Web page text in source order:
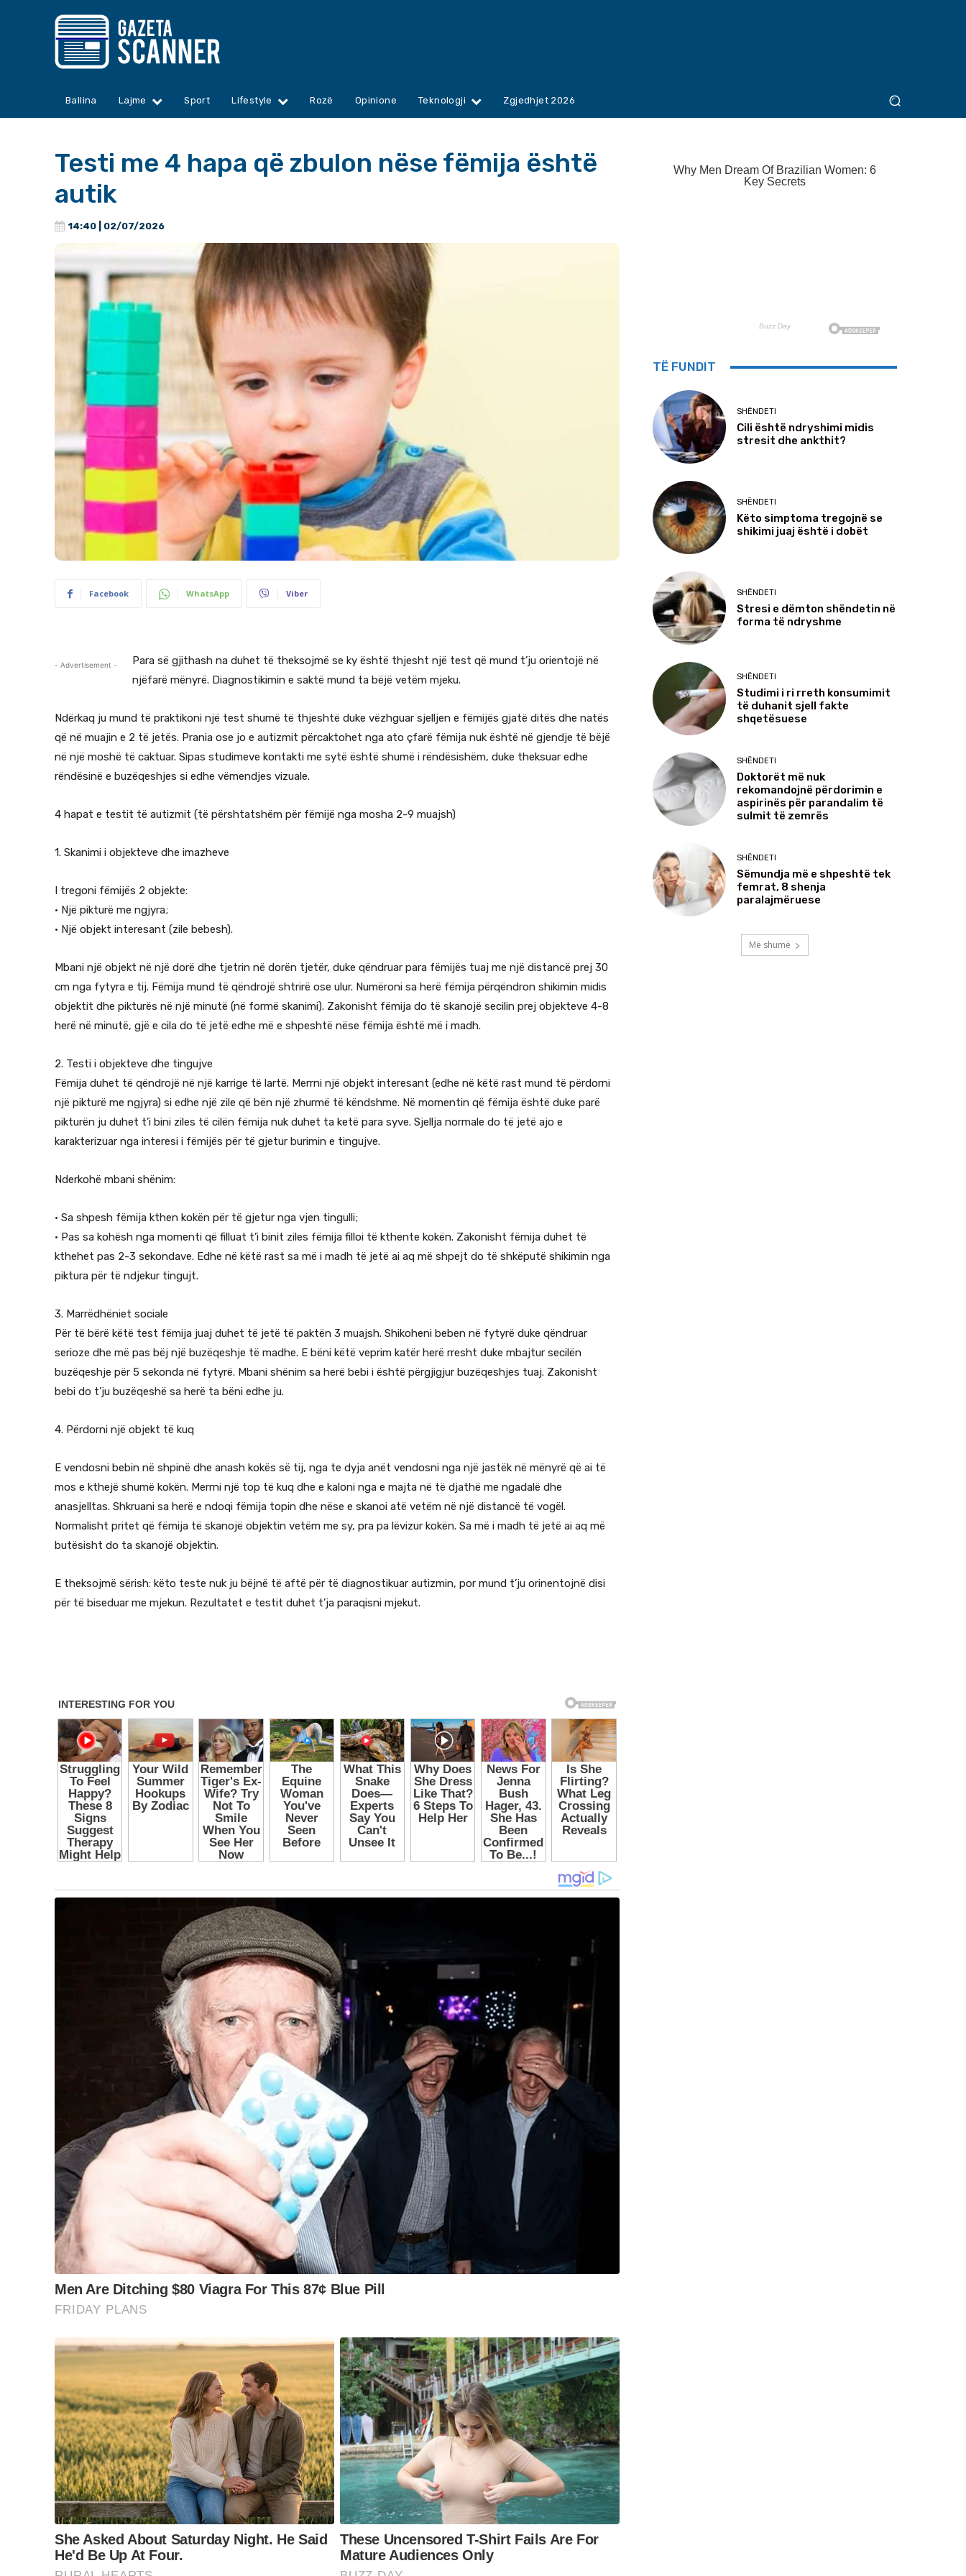
Ballina Lajme Sport Lifestyle Rozë Opinione Teknologji Zgjedhjet 2026
Testi me 4 hapa që zbulon nëse fëmija është
autik
14:40 | 02/07/2026
Facebook WhatsApp Viber
- Advertisement -
Para së gjithash na duhet të theksojmë se ky është thjesht një test që mund t’ju orientojë në
njëfarë mënyrë. Diagnostikimin e saktë mund ta bëjë vetëm mjeku.
Ndërkaq ju mund të praktikoni një test shumë të thjeshtë duke vëzhguar sjelljen e fëmijës gjatë ditës dhe natës
që në muajin e 2 të jetës. Prania ose jo e autizmit përcaktohet nga ato çfarë fëmija nuk është në gjendje të bëjë
në një moshë të caktuar. Sipas studimeve kontakti me sytë është shumë i rëndësishëm, duke theksuar edhe
rëndësinë e buzëqeshjes si edhe vëmendjes vizuale.
4 hapat e testit të autizmit (të përshtatshëm për fëmijë nga mosha 2-9 muajsh)
1. Skanimi i objekteve dhe imazheve
I tregoni fëmijës 2 objekte:
• Një pikturë me ngjyra;
• Një objekt interesant (zile bebesh).
Mbani një objekt në një dorë dhe tjetrin në dorën tjetër, duke qëndruar para fëmijës tuaj me një distancë prej 30
cm nga fytyra e tij. Fëmija mund të qëndrojë shtrirë ose ulur. Numëroni sa herë fëmija përqëndron shikimin midis
objektit dhe pikturës në një minutë (në formë skanimi). Zakonisht fëmija do të skanojë secilin prej objekteve 4-8
herë në minutë, gjë e cila do të jetë edhe më e shpeshtë nëse fëmija është më i madh.
2. Testi i objekteve dhe tingujve
Fëmija duhet të qëndrojë në një karrige të lartë. Merrni një objekt interesant (edhe në këtë rast mund të përdorni
një pikturë me ngjyra) si edhe një zile që bën një zhurmë të këndshme. Në momentin që fëmija është duke parë
pikturën ju duhet t’i bini ziles të cilën fëmija nuk duhet ta ketë para syve. Sjellja normale do të jetë ajo e
karakterizuar nga interesi i fëmijës për të gjetur burimin e tingujve.
Nderkohë mbani shënim:
• Sa shpesh fëmija kthen kokën për të gjetur nga vjen tingulli;
• Pas sa kohësh nga momenti që filluat t’i binit ziles fëmija filloi të kthente kokën. Zakonisht fëmija duhet të
kthehet pas 2-3 sekondave. Edhe në këtë rast sa më i madh të jetë ai aq më shpejt do të shkëputë shikimin nga
piktura për të ndjekur tingujt.
3. Marrëdhëniet sociale
Për të bërë këtë test fëmija juaj duhet të jetë të paktën 3 muajsh. Shikoheni beben në fytyrë duke qëndruar
serioze dhe më pas bëj një buzëqeshje të madhe. E bëni këtë veprim katër herë rresht duke mbajtur secilën
buzëqeshje për 5 sekonda në fytyrë. Mbani shënim sa herë bebi i është përgjigjur buzëqeshjes tuaj. Zakonisht
bebi do t’ju buzëqeshë sa herë ta bëni edhe ju.
4. Përdorni një objekt të kuq
E vendosni bebin në shpinë dhe anash kokës së tij, nga te dyja anët vendosni nga një jastëk në mënyrë që ai të
mos e kthejë shumë kokën. Merrni një top të kuq dhe e kaloni nga e majta në të djathë me ngadalë dhe
anasjelltas. Shkruani sa herë e ndoqi fëmija topin dhe nëse e skanoi atë vetëm në një distancë të vogël.
Normalisht pritet që fëmija të skanojë objektin vetëm me sy, pra pa lëvizur kokën. Sa më i madh të jetë ai aq më
butësisht do ta skanojë objektin.
E theksojmë sërish: këto teste nuk ju bëjnë të aftë për të diagnostikuar autizmin, por mund t’ju orinentojnë disi
për të biseduar me mjekun. Rezultatet e testit duhet t’ja paraqisni mjekut.
TË FUNDIT
SHËNDETI
Cili është ndryshimi midis
stresit dhe ankthit?
SHËNDETI
Këto simptoma tregojnë se
shikimi juaj është i dobët
SHËNDETI
Stresi e dëmton shëndetin në
forma të ndryshme
SHËNDETI
Studimi i ri rreth konsumimit
të duhanit sjell fakte
shqetësuese
SHËNDETI
Doktorët më nuk
rekomandojnë përdorimin e
aspirinës për parandalim të
sulmit të zemrës
SHËNDETI
Sëmundja më e shpeshtë tek
femrat, 8 shenja
paralajmëruese
Më shumë